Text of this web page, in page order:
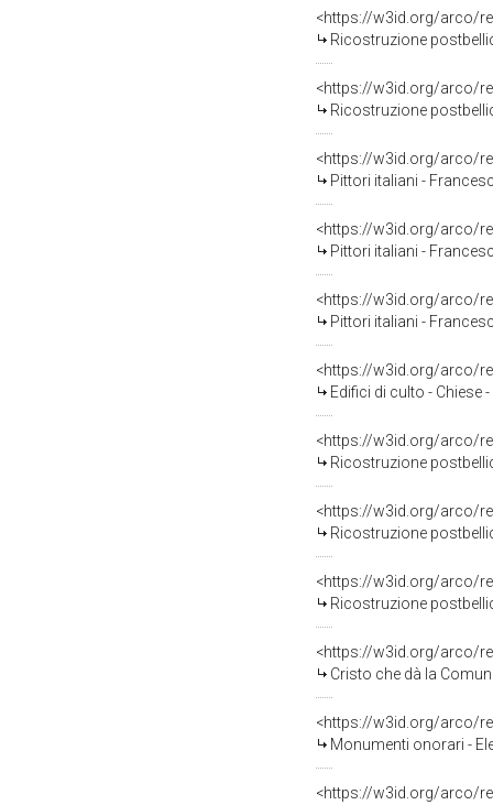
<https://w3id.org/arco/
Ricostruzione postbellica -
<https://w3id.org/arco/
Ricostruzione postbellica -
<https://w3id.org/arco/
Pittori italiani - Franceschini,
<https://w3id.org/arco/
Pittori italiani - Franceschini,
<https://w3id.org/arco/
Pittori italiani - Franceschini,
<https://w3id.org/arco/
Edifici di culto - Chiese -
<https://w3id.org/arco/
Ricostruzione postbellica -
<https://w3id.org/arco/
Ricostruzione postbellica -
<https://w3id.org/arco/
Ricostruzione postbellica -
<https://w3id.org/arco/
Cristo che dà la Comunione agli
<https://w3id.org/arco/
Monumenti onorari - Elementi
<https://w3id.org/arco/